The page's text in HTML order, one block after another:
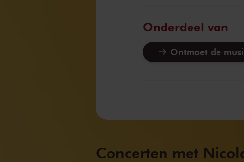
Onderdeel van
Ontmoet de
Concerten met